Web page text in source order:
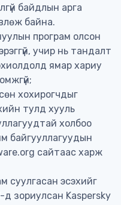
байдлын арга
байна.
програм олсон
учир нь тандалт
ямар хариу
хохирогчдыг
тулд хууль
холбоо
байгууллагуудын
сайтаас харж
суулгасан эсэхийг
зориулсан Kaspersky